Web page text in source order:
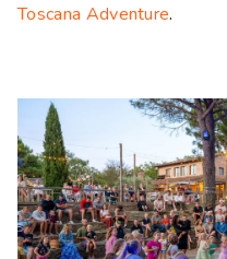
Toscana Adventure.